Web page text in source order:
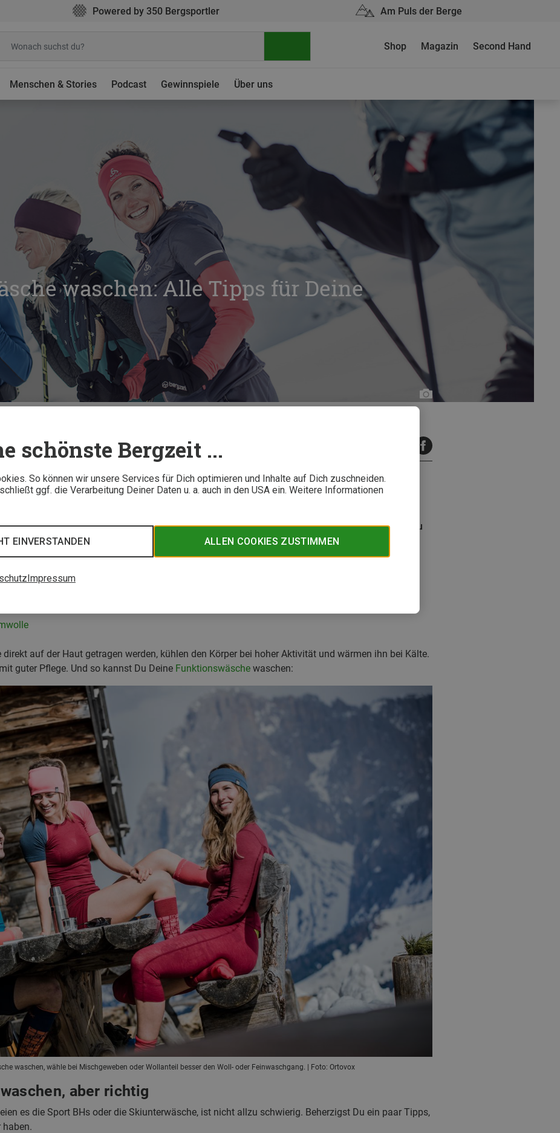
schönste Bergzeit ...
So können wir unsere Services für Dich optimieren und Inhalte auf Dich zuschneiden.
ggf. die Verarbeitung Deiner Daten u. a. auch in den USA ein. Weitere Informationen
ALLEN COOKIES ZUSTIMMEN
EINVERSTANDEN
Impressum
Powered by 350 Bergsportler Am Puls der Berge
Menschen & Stories Podcast Gewinnspiele Über uns
Shop Magazin Second Hand
waschen: Alle Tipps für Deine
Bergzeit
wie? Die meist feinen, hochleistungsfähigen Textilien benötigen eine sanfte Pflege. Wie Du
am besten wäschst und welche Eigenschaften die einzelnen Materialien haben, erfährst Du
auf der Haut getragen werden, kühlen den Körper bei hoher Aktivität und wärmen ihn bei Kälte.
guter Pflege. Und so kannst Du Deine Funktionswäschewaschen:
waschen, wähle bei Mischgeweben oder Wollanteil besser den Woll- oder Feinwaschgang. | Foto: Ortovox
aber richtig
es die Sport BHs oder die Skiunterwäsche, ist nicht allzu schwierig. Beherzigst Du ein paar Tipps,
haben.